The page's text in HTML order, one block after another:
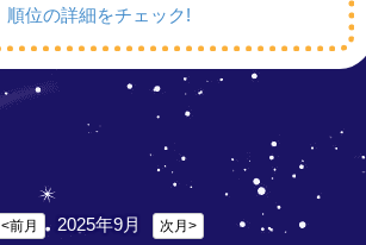
順位の詳細をチェック!
<前月 2025年9月 次月>